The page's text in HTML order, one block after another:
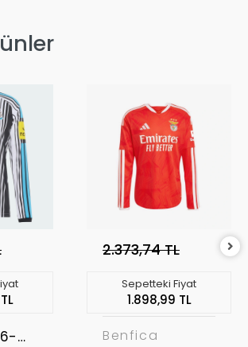
2.373,74 TL
Sepetteki Fiyat
1.898,99 TL
Benfica